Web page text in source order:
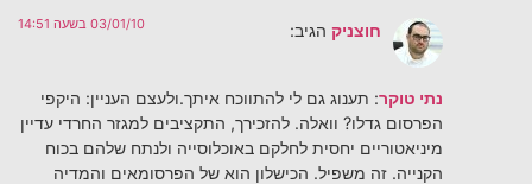
חוצניק הגיב: 03/01/10 בשעה 14:51
נתי טוקר: תענוג גם לי להתווכח איתך.ולעצם העניין: היקפי
הפרסום גדלו? וואלה. להזכירך, התקציבים למגזר החרדי עדיין
מיניאטוריים יחסית לחלקם באוכלוסייה ולנתח שלהם בכוח
הקנייה. זה משפיל. הכישלון הוא של הפרסומאים והמדיה